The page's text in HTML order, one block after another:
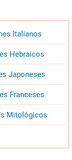
Italianos
Hebraicos
Japoneses
Franceses
Mitológicos